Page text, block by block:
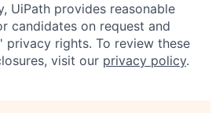
UiPath provides reasonable
candidates on request and
privacy rights. To review these
visit our privacy policy.